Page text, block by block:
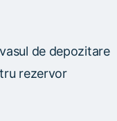
de depozitare
rezervor